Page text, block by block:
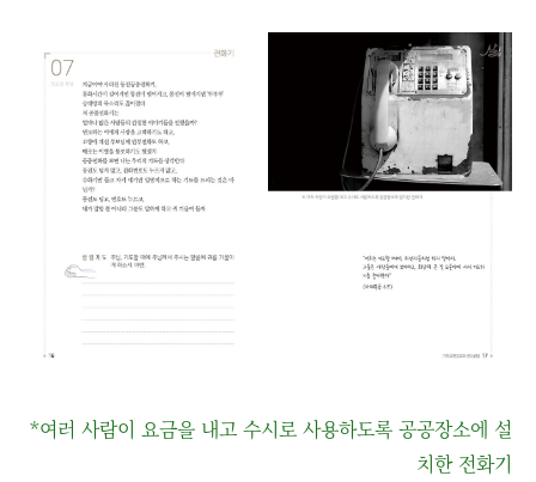
*여러 사람이 요금을 내고 수시로 사용하도록 공공장소에 설
치한 전화기